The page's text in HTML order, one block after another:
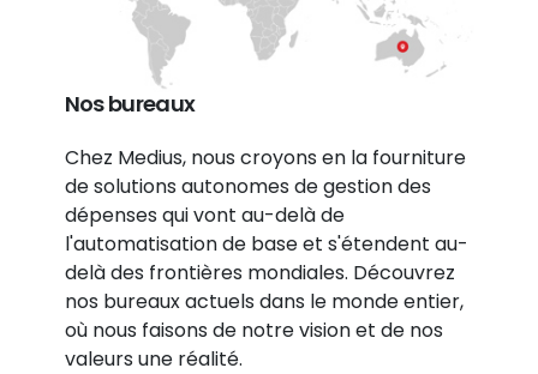
Nos bureaux
Chez Medius, nous croyons en la fourniture
de solutions autonomes de gestion des
dépenses qui vont au-delà de
l'automatisation de base et s'étendent au-
delà des frontières mondiales. Découvrez
nos bureaux actuels dans le monde entier,
où nous faisons de notre vision et de nos
valeurs une réalité.